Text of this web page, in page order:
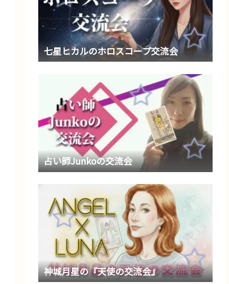
七星ヒカルのホロスコープ交流会
占い師Junkoの交流会
神城月星の『天使の交流会』